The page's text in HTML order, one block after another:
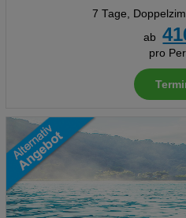
7 Tage,
ab
pro